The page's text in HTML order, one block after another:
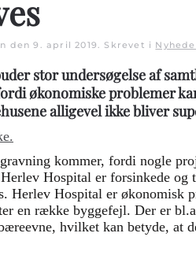
den9. april 2019. Skrevet i
stor undersøgelse af
økonomiske problemer
alligevel ikke bliver
kommer, fordi nogle
Hospital er forsinkede og
Herlev Hospital er økonomisk
en række byggefejl. Der er
hvilket kan betyde, at